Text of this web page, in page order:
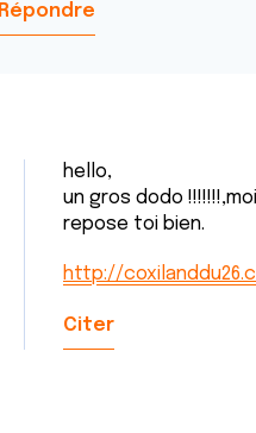
Répondre
hello,
un gros dodo
repose toi bien.
http://
Citer